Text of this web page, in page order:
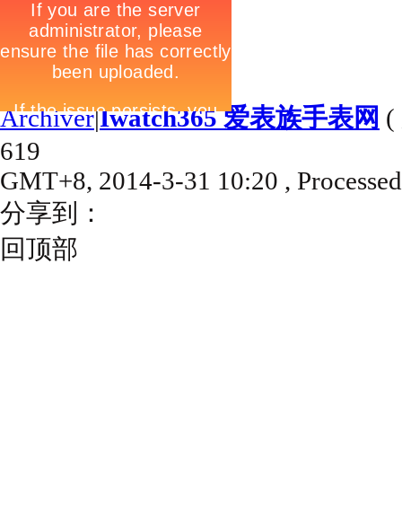
Archiver|Iwatch365 爱表族手表网 (
619
GMT+8, 2014-3-31 10:20 ,
分享到：
回顶部